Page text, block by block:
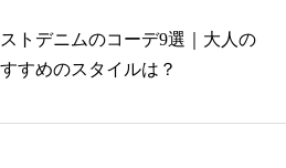
トデニムのコーデ9選｜大人の
すめのスタイルは？